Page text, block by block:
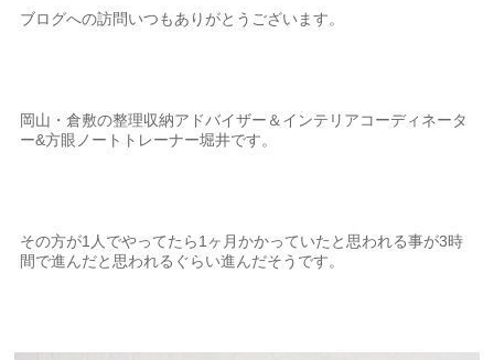
ブログへの訪問いつもありがとうございます。
岡山・倉敷の整理収納アドバイザー＆インテリアコーディネータ
ー&方眼ノートトレーナー堀井です。
その方が1人でやってたら1ヶ月かかっていたと思われる事が3時
間で進んだと思われるぐらい進んだそうです。